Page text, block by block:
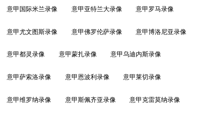
意甲国际米兰录像 意甲亚特兰大录像 意甲罗马录像
意甲尤文图斯录像 意甲佛罗伦萨录像 意甲博洛尼亚录像
意甲都灵录像 意甲蒙扎录像 意甲乌迪内斯录像
意甲萨索洛录像 意甲恩波利录像 意甲莱切录像
意甲维罗纳录像 意甲斯佩齐亚录像 意甲克雷莫纳录像